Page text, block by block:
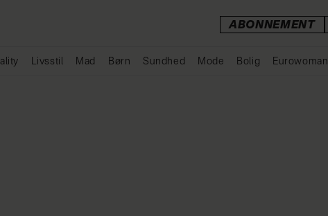
ABONNEMENT
Livsstil Mad Børn Sundhed Mode Bolig Eurowoman